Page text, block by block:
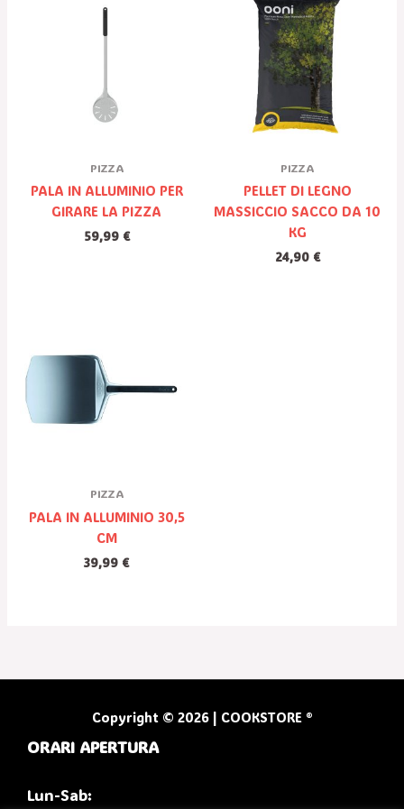
PIZZA
PALA IN ALLUMINIO PER
GIRARE LA PIZZA
59,99 €
PIZZA
PELLET DI LEGNO
MASSICCIO SACCO DA 10
KG
24,90 €
PIZZA
PALA IN ALLUMINIO 30,5
CM
39,99 €
Copyright © 2026 | COOKSTORE ®
ORARI APERTURA
Lun-Sab: